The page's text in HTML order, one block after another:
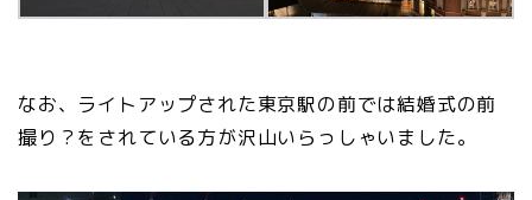
なお、ライトアップされた東京駅の前では結婚式の前
撮り？をされている方が沢山いらっしゃいました。